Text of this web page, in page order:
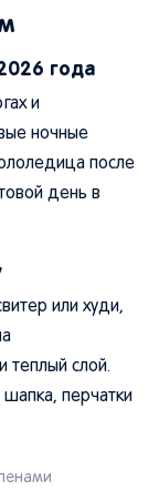
года
и
ночные
после
день в
или худи,
теплый слой.
перчатки